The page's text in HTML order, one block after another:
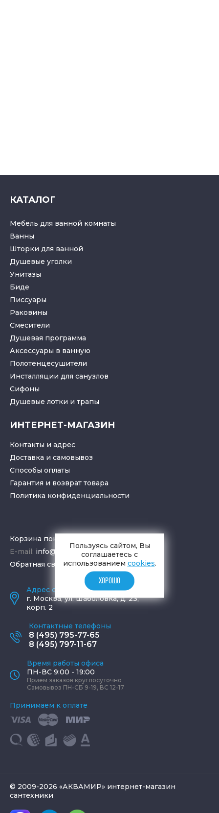
КАТАЛОГ
Мебель для ванной комнаты
Ванны
Шторки для ванной
Душевые уголки
Унитазы
Биде
Писсуары
Раковины
Смесители
Душевая программа
Аксессуары в ванную
Полотенцесушители
Инсталляции для санузлов
Cифоны
Душевые лотки и трапы
ИНТЕРНЕТ-МАГАЗИН
Контакты и адрес
Доставка и самовывоз
Способы оплаты
Гарантия и возврат товара
Политика конфиденциальности
Корзина покупок
E-mail: info@aquamir.ru
Обратная связь
Адрес салона и склада
г. Москва,ул. Шаболовка, д. 23,
корп. 2
Контактные телефоны
8 (495) 795-77-65
8 (495) 797-11-67
Время работы офиса
ПН-ВС 9:00 - 19:00
Прием заказов круглосуточно
Самовывоз ПН-СБ 9-19, ВС 12-17
Принимаем к оплате
© 2009-2026 «АКВАМИР» интернет-магазин
сантехники
Пользуясь сайтом, Вы
соглашаетесь с
использованием cookies.
ХОРОШО